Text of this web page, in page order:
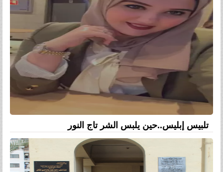
تلبيس إبليس..حين يلبس الشر تاج النور